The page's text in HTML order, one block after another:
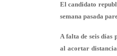
El candidato
semana pasada
A falta de seis días
al acortar